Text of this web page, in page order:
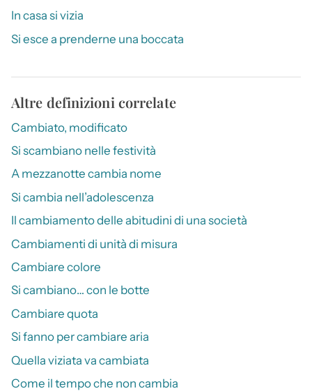
In casa si vizia
Si esce a prenderne una boccata
Altre definizioni correlate
Cambiato, modificato
Si scambiano nelle festività
A mezzanotte cambia nome
Si cambia nell’adolescenza
Il cambiamento delle abitudini di una società
Cambiamenti di unità di misura
Cambiare colore
Si cambiano… con le botte
Cambiare quota
Si fanno per cambiare aria
Quella viziata va cambiata
Come il tempo che non cambia